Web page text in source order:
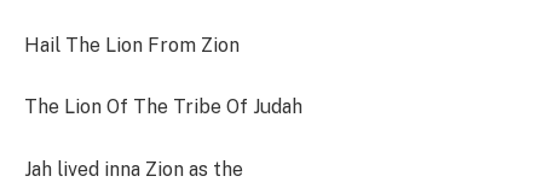
Hail The Lion From Zion
The Lion Of The Tribe Of Judah
Jah lived inna Zion as the